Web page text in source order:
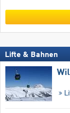
Lifte & Bahnen